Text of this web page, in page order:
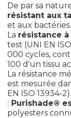
De par sa
résistant aux
et aux bactéries.
La résistance
test (UNI EN
000 cycles,
100 d'un tissu
La résistance
est mesurée
EN ISO 13934-
: Purishade®
polyesters